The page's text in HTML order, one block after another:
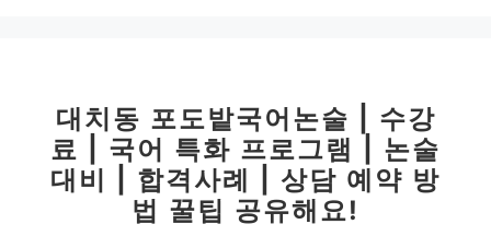
대치동 포도밭국어논술 | 수강
료 | 국어 특화 프로그램 | 논술
대비 | 합격사례 | 상담 예약 방
법 꿀팁 공유해요!